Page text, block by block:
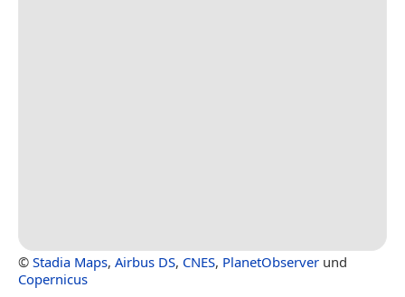
© Stadia Maps, Airbus DS, CNES, PlanetObserver und
Copernicus